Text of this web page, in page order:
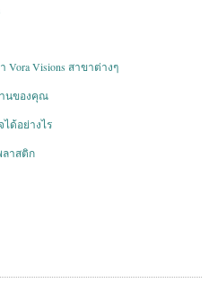
Visions สาขาต่างๆ
านของคุณ
ด้อย่างไร
าสติก